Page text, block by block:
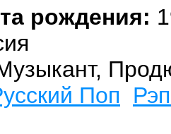
рождения:
Поп